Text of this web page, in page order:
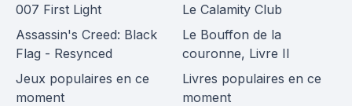
007 First Light
Assassin's Creed: Black
Flag - Resynced
Jeux populaires en ce
moment
Le Calamity Club
Le Bouffon de la
couronne, Livre II
Livres populaires en ce
moment